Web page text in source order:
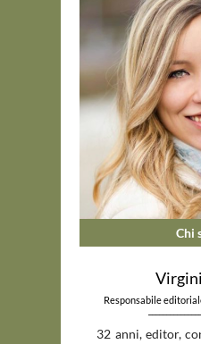
Chi
Responsabile
32 anni, editor,